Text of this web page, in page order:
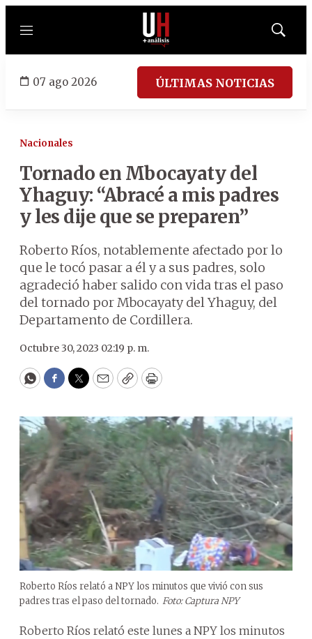
Menú
Mostrar
07 ago 2026 ÚLTIMAS NOTICIAS
Nacionales
Tornado en Mbocayaty del
Yhaguy: “Abracé a mis padres
y les dije que se preparen”
Roberto Ríos, notablemente afectado por lo
que le tocó pasar a él y a sus padres, solo
agradeció haber salido con vida tras el paso
del tornado por Mbocayaty del Yhaguy, del
Departamento de Cordillera.
Octubre 30, 2023 02:19 p. m.
WhatsApp
Facebook
Twitter
EmailCopyPrint
Roberto Ríos relató a NPY los minutos que vivió con sus
padres tras el paso del tornado. Foto: Captura NPY
Roberto Ríos relató este lunes a NPY los minutos